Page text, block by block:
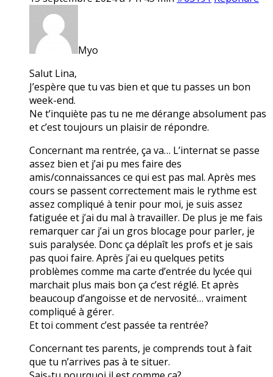
Myo
Salut Lina,
J’espère que tu vas bien et que tu passes un bon
week-end.
Ne t’inquiète pas tu ne me dérange absolument pas
et c’est toujours un plaisir de répondre.
Concernant ma rentrée, ça va… L’internat se passe
assez bien et j’ai pu mes faire des
amis/connaissances ce qui est pas mal. Après mes
cours se passent correctement mais le rythme est
assez compliqué à tenir pour moi, je suis assez
fatiguée et j’ai du mal à travailler. De plus je me fais
remarquer car j’ai un gros blocage pour parler, je
suis paralysée. Donc ça déplaît les profs et je sais
pas quoi faire. Après j’ai eu quelques petits
problèmes comme ma carte d’entrée du lycée qui
marchait plus mais bon ça c’est réglé. Et après
beaucoup d’angoisse et de nervosité… vraiment
compliqué à gérer.
Et toi comment c’est passée ta rentrée?
Concernant tes parents, je comprends tout à fait
que tu n’arrives pas à te situer.